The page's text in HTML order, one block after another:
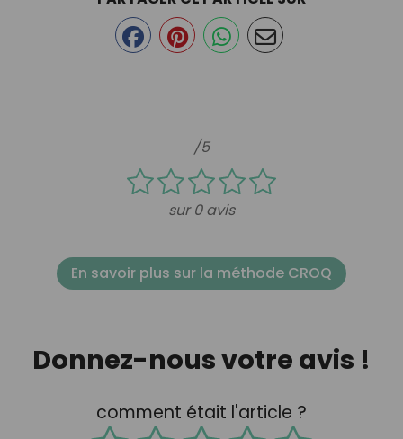
/5
sur 0 avis
En savoir plus sur la méthode CROQ
Donnez-nous votre avis !
comment était l'article ?